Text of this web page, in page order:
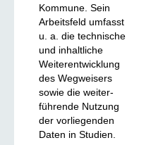
Kommune. Sein
Arbeitsfeld umfasst
u. a. die technische
und inhaltliche
Weiterentwicklung
des Wegweisers
sowie die weiter-
führende Nutzung
der vorliegenden
Daten in Studien.